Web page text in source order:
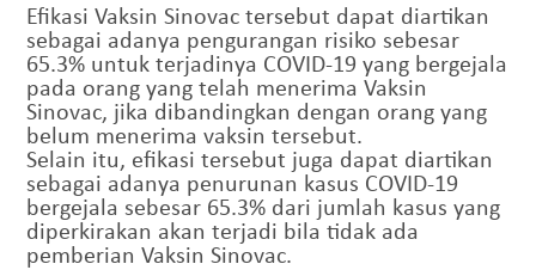
Efikasi Vaksin Sinovac tersebut dapat diartikan
sebagai adanya pengurangan risiko sebesar
65.3% untuk terjadinya COVID-19 yang bergejala
pada orang yang telah menerima Vaksin
Sinovac, jika dibandingkan dengan orang yang
belum menerima vaksin tersebut.
Selain itu, efikasi tersebut juga dapat diartikan
sebagai adanya penurunan kasus COVID-19
bergejala sebesar 65.3% dari jumlah kasus yang
diperkirakan akan terjadi bila tidak ada
pemberian Vaksin Sinovac.